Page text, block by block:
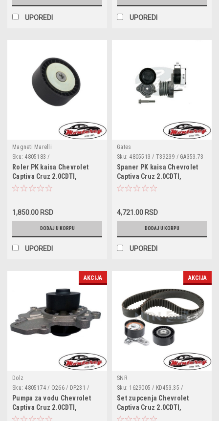
UPOREDI UPOREDI
Magneti Marelli
Sku: 4805183 /
Roler PK kaisa Chevrolet
Captiva Cruz 2.0CDTI,
Epica,Lacetti,Nubira
1,850.00 RSD
DODAJ U KORPU
UPOREDI
Gates
Sku: 4805513 / T39239 / GA353.73
/ VKM 60003 / 534 0353 10 /
APV3091 /
Spaner PK kaisa Chevrolet
Captiva Cruz 2.0CDTI,
Epica,Lacetti,Nubira
4,721.00 RSD
DODAJ U KORPU
UPOREDI
AKCIJA
Dolz
Sku: 4805174 / O266 / DP231 /
WP6504 / 1 987 949 778 /
ADG09176C / 1214106100 / 40 94
0012 / VKMC05701
Pumpa za vodu Chevrolet
Captiva Cruz 2.0CDTI,
Epica,Lacetti,Nubira
AKCIJA
SNR
Sku: 1629005 / KD453.35 /
95507816 / K015634XS /
VKMA05701 / CT1121K1 / KTB976
Set zupcenja Chevrolet
Captiva Cruz 2.0CDTI,
Epica,Lacetti,Nubira